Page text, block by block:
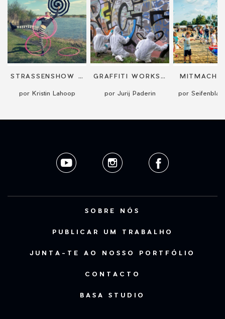
STRASSENSHOW "HEITER BIS WOLKIG"
por Kristin Lahoop
GRAFFITI WORKSHOP BERLIN
por Jurij Paderin por
SOBRE NÓS
PUBLICAR UM TRABALHO
JUNTA-TE AO NOSSO PORTFÓLIO
CONTACTO
BASA STUDIO